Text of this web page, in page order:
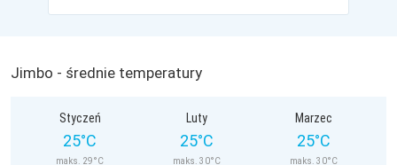
Jimbo - średnie temperatury
Styczeń
25°C
maks. 29°C
Luty
25°C
maks. 30°C
Marzec
25°C
maks. 30°C